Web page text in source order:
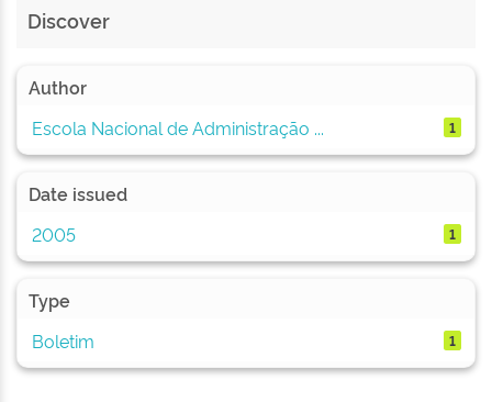
Discover
Author
Escola Nacional de Administração ...
1
Date issued
2005
1
Type
Boletim
1